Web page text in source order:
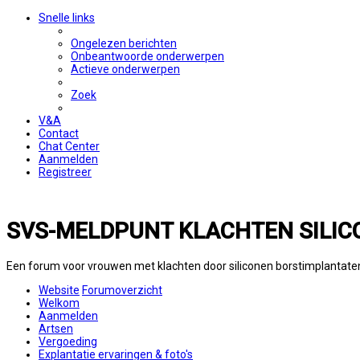
Snelle links
Ongelezen berichten
Onbeantwoorde onderwerpen
Actieve onderwerpen
Zoek
V&A
Contact
Chat Center
Aanmelden
Registreer
SVS-MELDPUNT KLACHTEN
Een forum voor vrouwen met klachten door siliconen
Website Forumoverzicht
Welkom
Aanmelden
Artsen
Vergoeding
Explantatie ervaringen & foto's